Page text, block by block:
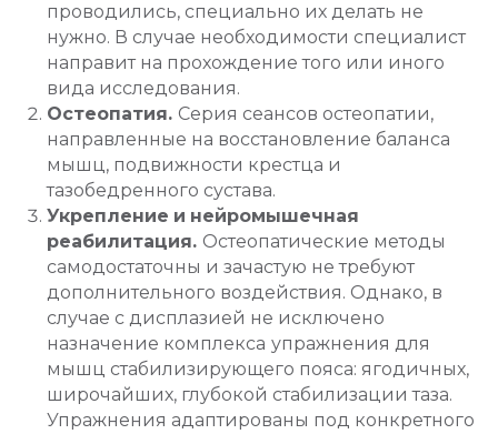
проводились, специально их делать не
нужно. В случае необходимости специалист
направит на прохождение того или иного
вида исследования.
Остеопатия. Серия сеансов остеопатии,
направленные на восстановление баланса
мышц, подвижности крестца и
тазобедренного сустава.
Укрепление и нейромышечная
реабилитация. Остеопатические методы
самодостаточны и зачастую не требуют
дополнительного воздействия. Однако, в
случае с дисплазией не исключено
назначение комплекса упражнения для
мышц стабилизирующего пояса: ягодичных,
широчайших, глубокой стабилизации таза.
Упражнения адаптированы под конкретного